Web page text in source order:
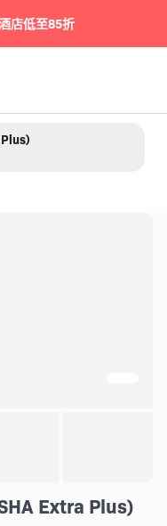
店低至85折
Extra Plus)